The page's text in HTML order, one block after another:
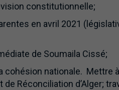
constitutionnelle;
en avril 2021
de Soumaila Cissé;
cohésion nationale. Mettre
Réconciliation d’Alger;